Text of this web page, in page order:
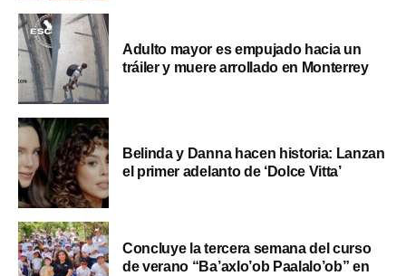
Adulto mayor es empujado hacia un
tráiler y muere arrollado en Monterrey
Belinda y Danna hacen historia: Lanzan
el primer adelanto de ‘Dolce Vitta’
Concluye la tercera semana del curso
de verano “Ba’axlo’ob Paalalo’ob” en